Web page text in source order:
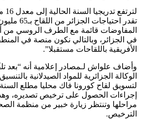
تقدر
المفاوضات قائمة مع الطرف الروسي من
في الجزائر، وبالتالي نكون منصة في
الأفريقية باللقاحات مستقبلا”.
وأضاف علواش لـمصادر إعلامية أنه “بعد
الوكالة الجزائرية للمواد الصيدلانية
لتسويق لقاح كورونا فاك محليا مطلع السنة
إجراءات الحصول على ترخيص تصديره،
مراحلها وتنتظر زيارة خبير من منظمة
الترخيص.